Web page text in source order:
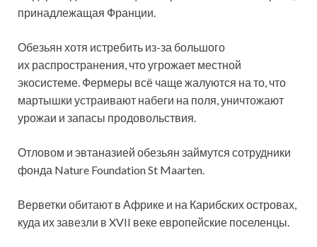
принадлежащая Франции.
Обезьян хотя истребить из-за большого
их распространения, что угрожает местной
экосистеме. Фермеры всё чаще жалуются на то, что
мартышки устраивают набеги на поля, уничтожают
урожаи и запасы продовольствия.
Отловом и эвтаназией обезьян займутся сотрудники
фонда Nature Foundation St Maarten.
Верветки обитают в Африке и на Карибских островах,
куда их завезли в XVII веке европейские поселенцы.